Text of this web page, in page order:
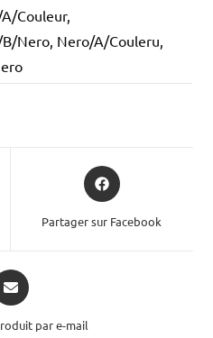
Couleur,
Nero, Nero/A/Couleru,
Partager sur Facebook
par e-mail